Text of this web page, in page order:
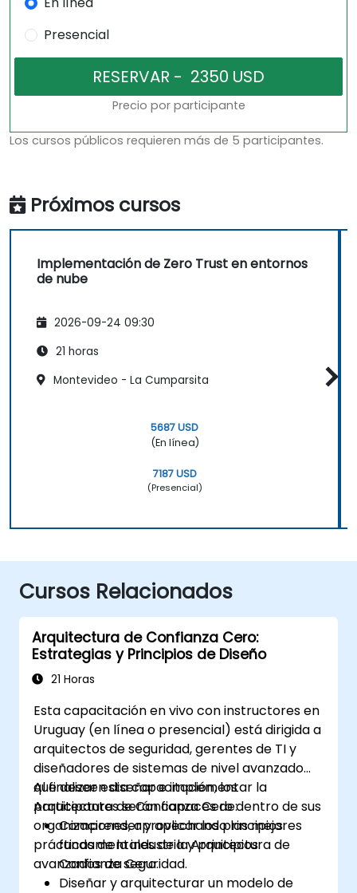
Presencial
Precio por participante
Los cursos públicos requieren más de 5 participantes.
Próximos cursos
Implementación de Zero Trust en entornos
de nube
2026-09-24 09:30
21 horas
Montevideo - La Cumparsita
5687 USD
(En línea)
7187 USD
(Presencial)
Cursos Relacionados
Arquitectura de Confianza Cero:
Estrategias y Principios de Diseño
21 Horas
Esta capacitación en vivo con instructores en
Uruguay (en línea o presencial) está dirigida a
arquitectos de seguridad, gerentes de TI y
diseñadores de sistemas de nivel avanzado
que deseen diseñar e implementar la
Arquitectura de Confianza Cero dentro de sus
organizaciones, aprovechando las mejores
prácticas de la industria y principios
avanzados de seguridad.
Al finalizar esta capacitación, los
participantes serán capaces de:
Comprender y aplicar los principios
fundamentales de la Arquitectura de
Confianza Cero.
Diseñar y arquitecturar un modelo de